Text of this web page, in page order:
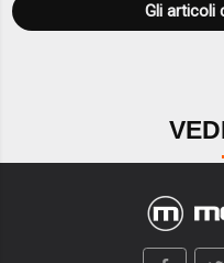
Gli articoli